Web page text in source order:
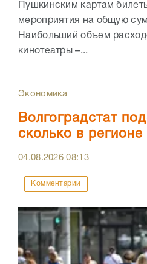
Пушкинским картам
мероприятия на общую
Наибольший объем
кинотеатры –...
Экономика
Волгоградстат
сколько в
04.08.202608:13
Комментарии